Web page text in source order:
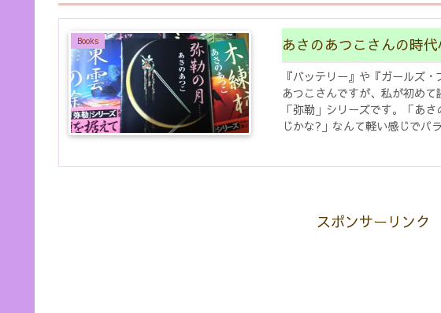
Books あさのあつこさんの時
『バッテリー』や『ガールズ
あつこさんですが、私が初め
「弥勒」シリーズです。「あ
じかな?」なんて軽い感じでパ
スポンサーリンク